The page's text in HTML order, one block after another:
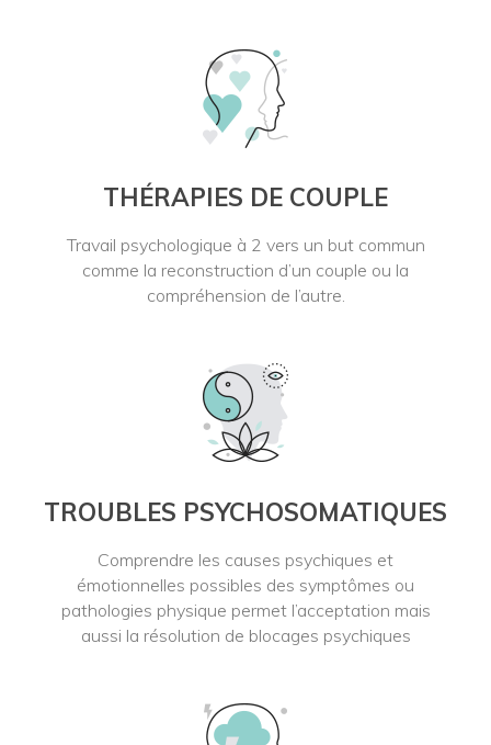
THÉRAPIES DE COUPLE
Travail psychologique à 2 vers un but commun
comme la reconstruction d’un couple ou la
compréhension de l’autre.
TROUBLES PSYCHOSOMATIQUES
Comprendre les causes psychiques et
émotionnelles possibles des symptômes ou
pathologies physique permet l’acceptation mais
aussi la résolution de blocages psychiques